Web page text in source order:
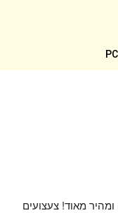
שירות מעולה ומהיר מאוד! צעצועים